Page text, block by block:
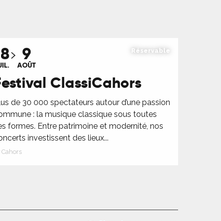
9
AOÛT
ClassiCahors
de 30 000 spectateurs autour d’une passion
: la musique classique sous toutes
formes. Entre patrimoine et modernité, nos
investissent des lieux...
Cahors
Réservable